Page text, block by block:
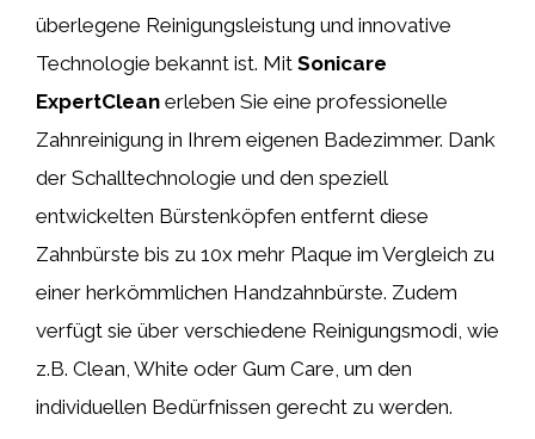
überlegene Reinigungsleistung und innovative
Technologie bekannt ist. Mit Sonicare
ExpertClean erleben Sie eine professionelle
Zahnreinigung in Ihrem eigenen Badezimmer. Dank
der Schalltechnologie und den speziell
entwickelten Bürstenköpfen entfernt diese
Zahnbürste bis zu 10x mehr Plaque im Vergleich zu
einer herkömmlichen Handzahnbürste. Zudem
verfügt sie über verschiedene Reinigungsmodi, wie
z.B. Clean, White oder Gum Care, um den
individuellen Bedürfnissen gerecht zu werden.